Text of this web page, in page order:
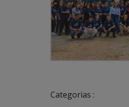
Categorias :